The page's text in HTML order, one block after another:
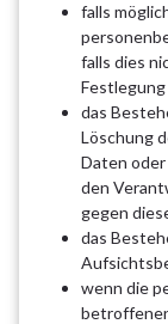
falls
falls dies
das
Löschung
Daten
den
gegen
das
wenn die